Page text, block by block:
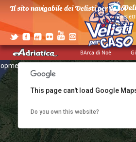
BArca di Noè
Il sito navigabile dei Velisti per Caso!
>
> cerca
> credits
purposes only
This page can't load Google
Do you own this website?